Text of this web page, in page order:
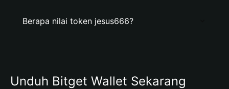
Berapa nilai token jesus666?
Unduh Bitget Wallet Sekarang